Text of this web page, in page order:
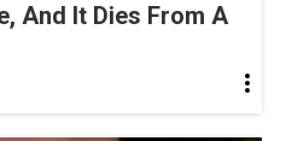
And It Dies From A